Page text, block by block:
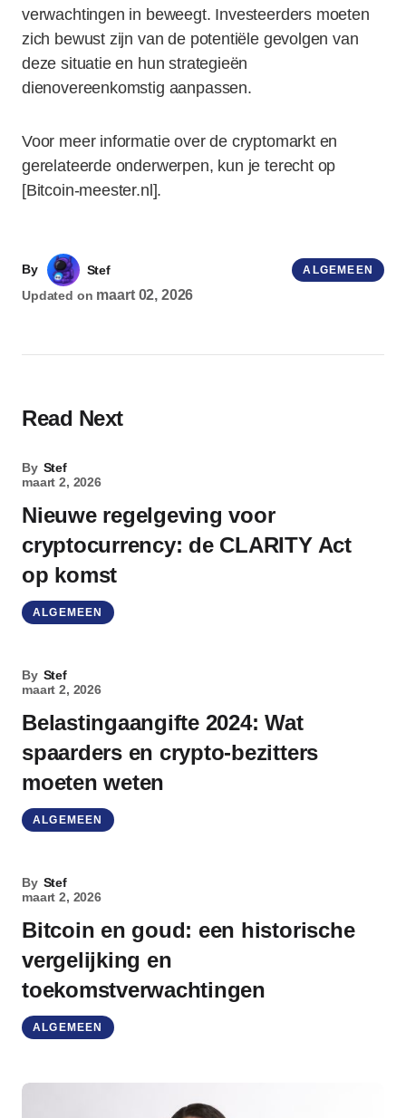
verwachtingen in beweegt. Investeerders moeten
zich bewust zijn van de potentiële gevolgen van
deze situatie en hun strategieën
dienovereenkomstig aanpassen.
Voor meer informatie over de cryptomarkt en
gerelateerde onderwerpen, kun je terecht op
[Bitcoin-meester.nl].
By
Stef
Updated on maart 02, 2026
ALGEMEEN
Read Next
By Stef
maart 2, 2026
Nieuwe regelgeving voor
cryptocurrency: de CLARITY Act
op komst
ALGEMEEN
By Stef
maart 2, 2026
Belastingaangifte 2024: Wat
spaarders en crypto-bezitters
moeten weten
ALGEMEEN
By Stef
maart 2, 2026
Bitcoin en goud: een historische
vergelijking en
toekomstverwachtingen
ALGEMEEN